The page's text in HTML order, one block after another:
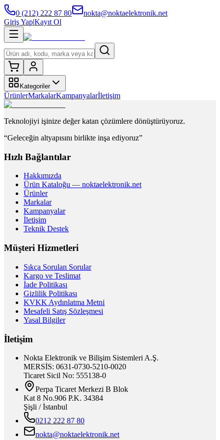
0 (212) 222 87 80
nokta@noktaelektronik.net
Giriş Yap|Kayıt Ol
Kategoriler
ÜrünlerMarkalarKampanyalarİletişim
Teknolojiyi işinize değer katan çözümlere dönüştürüyoruz.
“Geleceğin altyapısını birlikte inşa ediyoruz”
Hızlı Bağlantılar
Hakkımızda
Ürün Kataloğu — noktaelektronik.net
Ürünler
Markalar
Kampanyalar
İletişim
Teknik Destek
Müşteri Hizmetleri
Sıkça Sorulan Sorular
Kargo ve Teslimat
İade Politikası
Gizlilik Politikası
KVKK Aydınlatma Metni
Mesafeli Satış Sözleşmesi
Yasal Bilgiler
İletişim
Nokta Elektronik ve Bilişim Sistemleri A.Ş.
MERSİS: 0631-0730-5210-0020
Ticaret Sicil No: 555138-0
Perpa Ticaret Merkezi B Blok
Kat 8 No.906 P.K. 34384
Şişli / İstanbul
0212 222 87 80
nokta@noktaelektronik.net